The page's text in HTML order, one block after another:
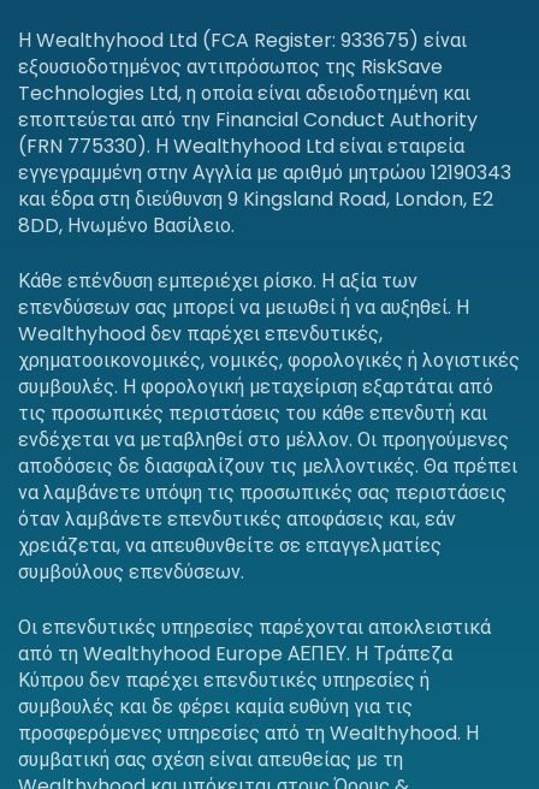
Η Wealthyhood Ltd (FCA Register: 933675) είναι
εξουσιοδοτημένος αντιπρόσωπος της RiskSave
Technologies Ltd, η οποία είναι αδειοδοτημένη και
εποπτεύεται από την Financial Conduct Authority
(FRN 775330). Η Wealthyhood Ltd είναι εταιρεία
εγγεγραμμένη στην Αγγλία με αριθμό μητρώου 12190343
και έδρα στη διεύθυνση 9 Kingsland Road, London, E2
8DD, Ηνωμένο Βασίλειο.
Κάθε επένδυση εμπεριέχει ρίσκο. Η αξία των
επενδύσεων σας μπορεί να μειωθεί ή να αυξηθεί. Η
Wealthyhood δεν παρέχει επενδυτικές,
χρηματοοικονομικές, νομικές, φορολογικές ή λογιστικές
συμβουλές. Η φορολογική μεταχείριση εξαρτάται από
τις προσωπικές περιστάσεις του κάθε επενδυτή και
ενδέχεται να μεταβληθεί στο μέλλον. Οι προηγούμενες
αποδόσεις δε διασφαλίζουν τις μελλοντικές. Θα πρέπει
να λαμβάνετε υπόψη τις προσωπικές σας περιστάσεις
όταν λαμβάνετε επενδυτικές αποφάσεις και, εάν
χρειάζεται, να απευθυνθείτε σε επαγγελματίες
συμβούλους επενδύσεων.
Οι επενδυτικές υπηρεσίες παρέχονται αποκλειστικά
από τη Wealthyhood Europe ΑΕΠΕΥ. Η Τράπεζα
Κύπρου δεν παρέχει επενδυτικές υπηρεσίες ή
συμβουλές και δε φέρει καμία ευθύνη για τις
προσφερόμενες υπηρεσίες από τη Wealthyhood. Η
συμβατική σας σχέση είναι απευθείας με τη